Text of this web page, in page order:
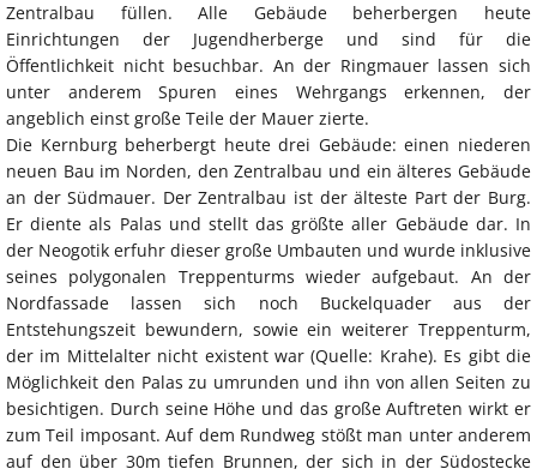
Zentralbau füllen. Alle Gebäude beherbergen heute
Einrichtungen der Jugendherberge und sind für die
Öffentlichkeit nicht besuchbar. An der Ringmauer lassen sich
unter anderem Spuren eines Wehrgangs erkennen, der
angeblich einst große Teile der Mauer zierte.
Die Kernburg beherbergt heute drei Gebäude: einen niederen
neuen Bau im Norden, den Zentralbau und ein älteres Gebäude
an der Südmauer. Der Zentralbau ist der älteste Part der Burg.
Er diente als Palas und stellt das größte aller Gebäude dar. In
der Neogotik erfuhr dieser große Umbauten und wurde inklusive
seines polygonalen Treppenturms wieder aufgebaut. An der
Nordfassade lassen sich noch Buckelquader aus der
Entstehungszeit bewundern, sowie ein weiterer Treppenturm,
der im Mittelalter nicht existent war (Quelle: Krahe). Es gibt die
Möglichkeit den Palas zu umrunden und ihn von allen Seiten zu
besichtigen. Durch seine Höhe und das große Auftreten wirkt er
zum Teil imposant. Auf dem Rundweg stößt man unter anderem
auf den über 30m tiefen Brunnen, der sich in der Südostecke